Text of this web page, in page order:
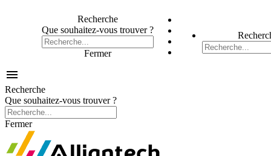
Recherche
Que souhaitez-vous trouver ?
Fermer

Recherche
Que souhaitez-vous trouver ?
Fermer